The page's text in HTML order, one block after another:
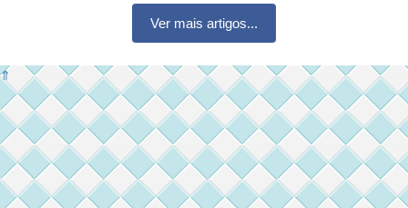
Ver mais artigos...
⇑